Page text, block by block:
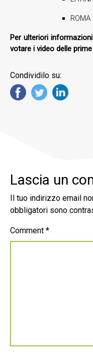
Per ulteriori
votare i video delle
Condividilo su:
Lascia un
Il tuo indirizzo email
obbligatori sono
Comment *